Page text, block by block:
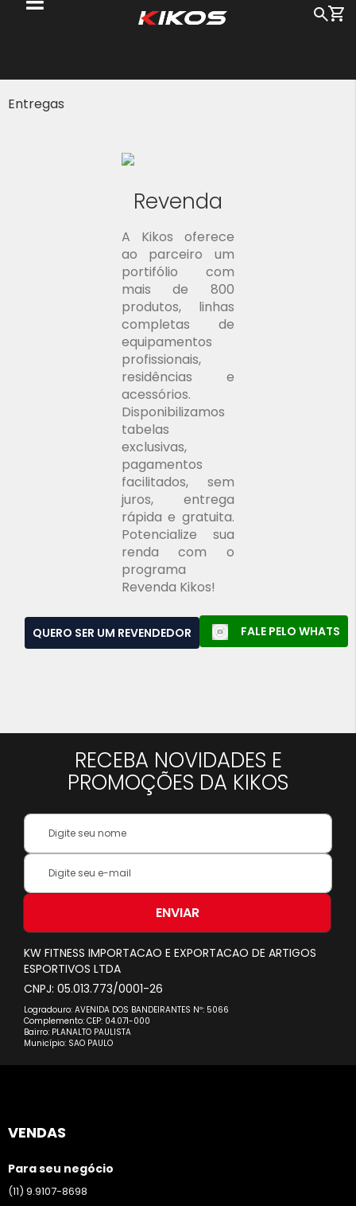
Entregas
Revenda
A Kikos oferece
ao parceiro um
portifólio com
mais de 800
produtos, linhas
completas de
equipamentos
profissionais,
residências e
acessórios.
Disponibilizamos
tabelas
exclusivas,
pagamentos
facilitados, sem
juros, entrega
rápida e gratuita.
Potencialize sua
renda com o
programa
Revenda Kikos!
QUERO SER UM REVENDEDOR FALE PELO WHATS
RECEBA NOVIDADES E
PROMOÇÕES DA KIKOS
Your
Name:
Inscreva-
na
Newsletter:
ENVIAR
KW FITNESS IMPORTACAO E EXPORTACAO DE ARTIGOS
ESPORTIVOS LTDA
CNPJ: 05.013.773/0001-26
Logradouro: AVENIDA DOS BANDEIRANTES Nº: 5066
Complemento: CEP: 04.071-000
Bairro: PLANALTO PAULISTA
Município: SAO PAULO
VENDAS
Para seu negócio
(11) 9.9107-8698